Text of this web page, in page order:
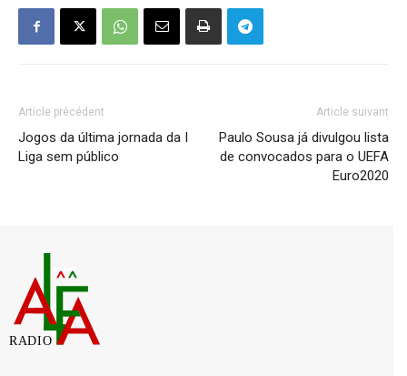
Article précédent
Jogos da última jornada da I
Liga sem público
Article suivant
Paulo Sousa já divulgou lista
de convocados para o UEFA
Euro2020
RADIO